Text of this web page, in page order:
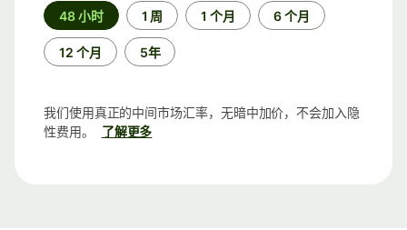
时
间
段
48 小时 1 周 1 个月 6 个月
12 个月 5年
我们使用真正的中间市场汇率，无暗中加价，不会加入隐
性费用。
了解更多